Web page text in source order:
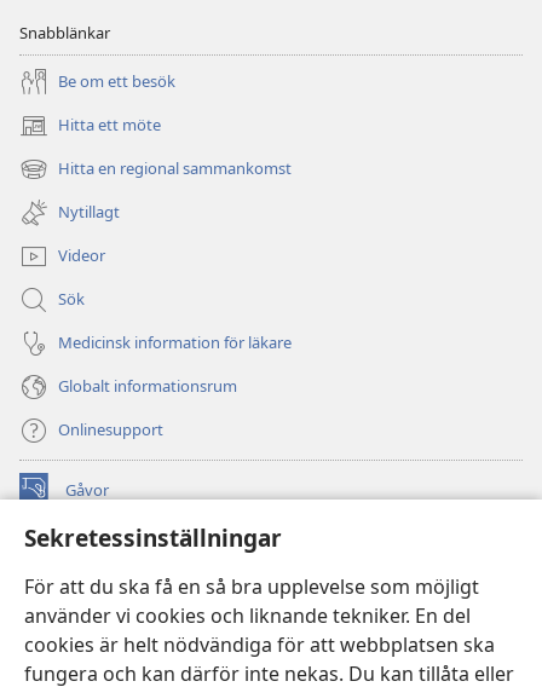
Sekretessinställningar
För att du ska få en så bra upplevelse som möjligt
använder vi cookies och liknande tekniker. En del
cookies är helt nödvändiga för att webbplatsen ska
fungera och kan därför inte nekas. Du kan tillåta eller
Snabblänkar
Be om ett besök
Hitta ett möte
(öppnar
nytt
fönster)
Hitta en regional sammankomst
(öppnar
nytt
fönster)
Nytillagt
Videor
Sök
Medicinsk information för läkare
Globalt informationsrum
Onlinesupport
Gåvor
(öppnar
fönster) Watchtower ONLINE LIBRARY™
nytt
fönster)JW Hub ®
(öppnar
nytt
fönster)JW Library